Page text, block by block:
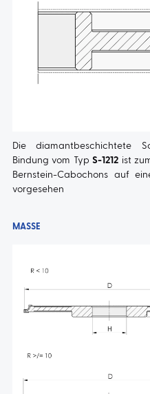
Die diamantbeschichtete
Bindung vom TypS-1212 ist
Bernstein-Cabochons auf
vorgesehen
MASSE